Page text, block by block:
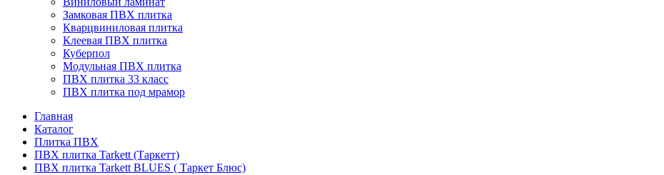
Замковая ПВХ плитка
Кварцвиниловая плитка
Клеевая ПВХ плитка
Куберпол
Модульная ПВХ плитка
ПВХ плитка 33 класс
ПВХ плитка под мрамор
Главная
Каталог
Плитка ПВХ
ПВХ плитка Tarkett (Таркетт)
ПВХ плитка Tarkett BLUES ( Таркет Блюс)